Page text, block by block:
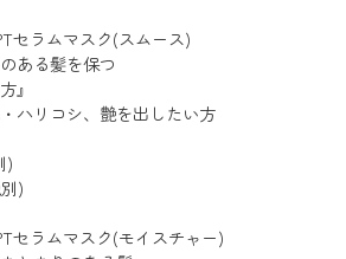
セラムマスク(スムース)
ある髪を保つ
』
ハリコシ、艶を出したい方
)
)
セラムマスク(モイスチャー)